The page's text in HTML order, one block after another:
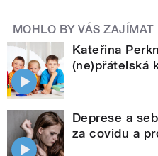
MOHLO BY VÁS ZAJÍMAT
Kateřina
(ne)přátelská
Deprese a
za covidu a